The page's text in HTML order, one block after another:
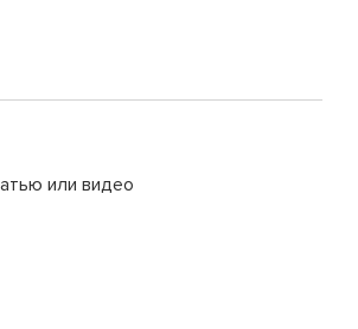
или видео